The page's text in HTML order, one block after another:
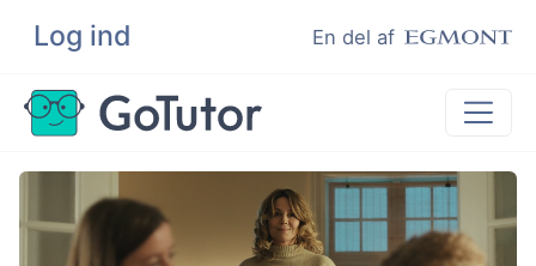
Log ind En del af
Søg
Lektiehjælp
Eksamenshjælp